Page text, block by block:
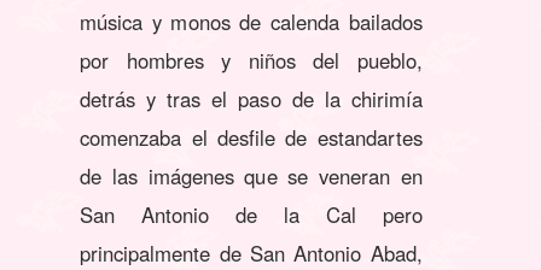
música y monos de calenda bailados
por hombres y niños del pueblo,
detrás y tras el paso de la chirimía
comenzaba el desfile de estandartes
de las imágenes que se veneran en
San Antonio de la Cal pero
principalmente de San Antonio Abad,